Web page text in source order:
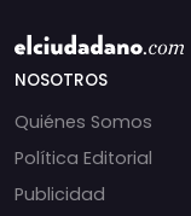
NOSOTROS
Quiénes Somos
Política Editorial
Publicidad